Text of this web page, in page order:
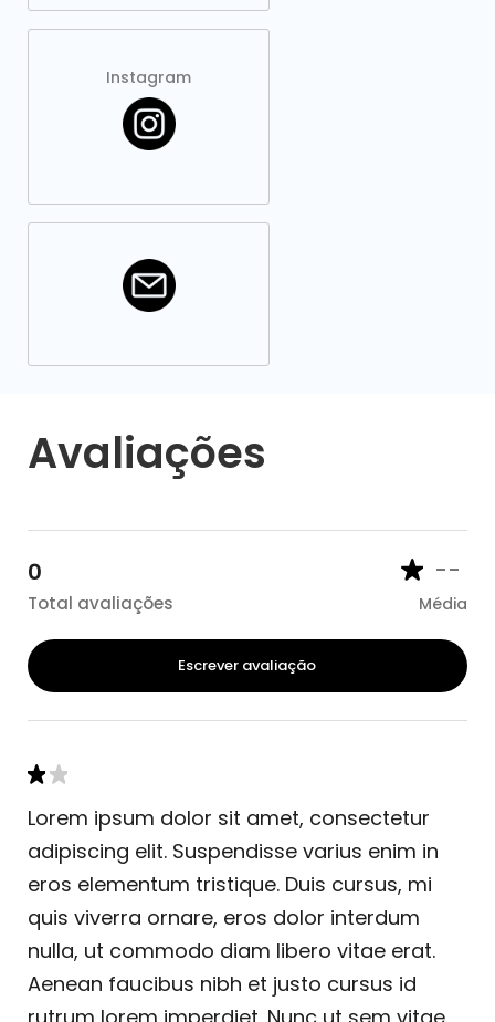
Instagram
Avaliações
0
Total avaliações
--
Média
Escrever avaliação
Lorem ipsum dolor sit amet, consectetur
adipiscing elit. Suspendisse varius enim in
eros elementum tristique. Duis cursus, mi
quis viverra ornare, eros dolor interdum
nulla, ut commodo diam libero vitae erat.
Aenean faucibus nibh et justo cursus id